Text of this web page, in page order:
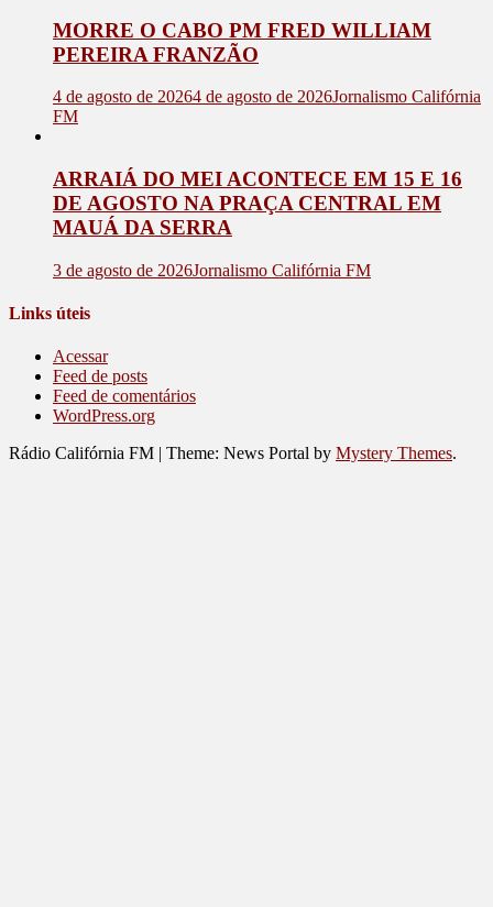
MORRE O CABO PM FRED WILLIAM
PEREIRA FRANZÃO
4 de agosto de 20264 de agosto de 2026Jornalismo Califórnia
FM
ARRAIÁ DO MEI ACONTECE EM 15 E 16
DE AGOSTO NA PRAÇA CENTRAL EM
MAUÁ DA SERRA
3 de agosto de 2026Jornalismo Califórnia FM
Links úteis
Acessar
Feed de posts
Feed de comentários
WordPress.org
Rádio Califórnia FM | Theme: News Portal by Mystery Themes.